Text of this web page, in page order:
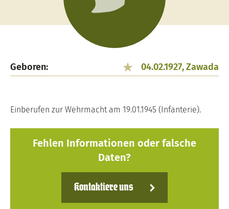
Geboren: 04.02.1927, Zawada
Einberufen zur Wehrmacht am 19.01.1945 (Infanterie).
Fehlen Informationen oder falsche
Daten?
Kontaktiere uns